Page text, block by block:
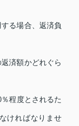
る場合、返済負
済額かどれぐら
程度とされるた
ければなりませ